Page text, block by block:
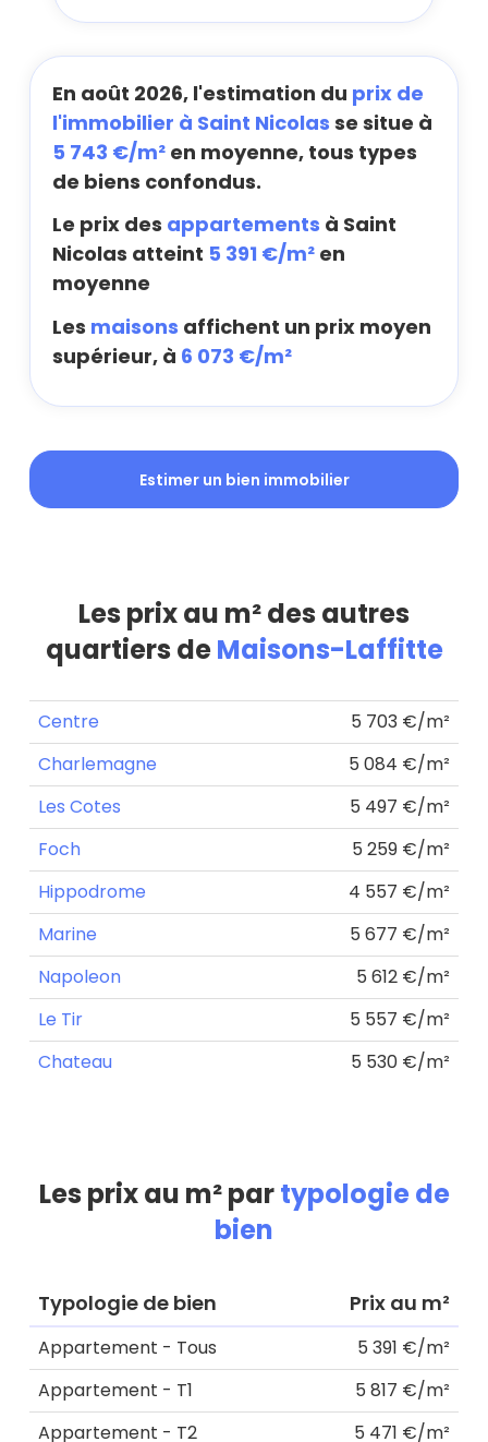
En août 2026, l'estimation du prix de
l'immobilier à Saint Nicolas se situe à
5 743 €/m² en moyenne, tous types
de biens confondus.
Le prix des appartements à Saint
Nicolas atteint 5 391 €/m² en
moyenne
Les maisons affichent un prix moyen
supérieur, à 6 073 €/m²
Estimer un bien immobilier
Les prix au m² des autres
quartiers deMaisons-Laffitte
Centre
5 703 €/m²
Charlemagne
5 084 €/m²
Les Cotes
5 497 €/m²
Foch
5 259 €/m²
Hippodrome
4 557 €/m²
Marine
5 677 €/m²
Napoleon
5 612 €/m²
Le Tir
5 557 €/m²
Chateau
5 530 €/m²
Les prix au m² partypologie de
bien
Typologie de bien Prix au m²
Appartement - Tous
5 391 €/m²
Appartement - T1
5 817 €/m²
Appartement - T2
5 471 €/m²